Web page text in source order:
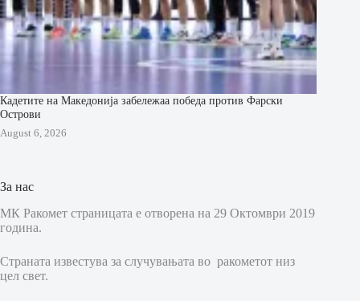
Кадетите на Македонија забележаа победа против Фарски
Острови
August 6, 2026
За нас
МК Ракомет страницата е отворена на 29 Октомври 2019
година.
Страната известува за случувањата во ракометот низ
цел свет.